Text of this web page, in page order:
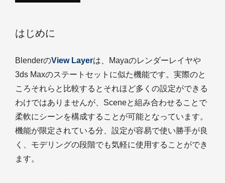
はじめに
BlenderのView Layerは、Mayaのレンダーレイヤや
3ds Maxのステートセットに似た機能です。実際のと
ころそれらと比較するとそれほど多くの設定ができる
わけではありませんが、Sceneと組み合わせることで
柔軟にシーンを構成することが可能となっています。
機能が限定されている分、設定が容易で使い勝手が良
く、モデリングの段階でも気軽に使用することができ
ます。